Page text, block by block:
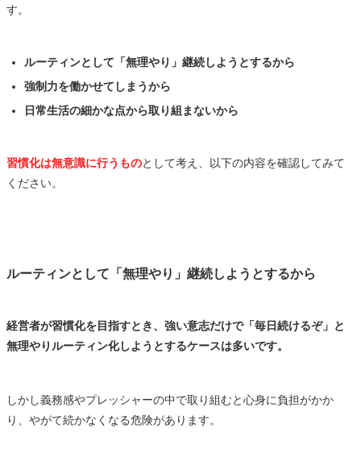
す。
ルーティンとして「無理やり」継続しようとするから
強制力を働かせてしまうから
日常生活の細かな点から取り組まないから
習慣化は無意識に行うものとして考え、以下の内容を確認してみて
ください。
ルーティンとして「無理やり」継続しようとするから
経営者が習慣化を目指すとき、強い意志だけで「毎日続けるぞ」と
無理やりルーティン化しようとするケースは多いです。
しかし義務感やプレッシャーの中で取り組むと心身に負担がかか
り、やがて続かなくなる危険があります。